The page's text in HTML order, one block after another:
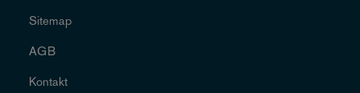
Sitemap
AGB
Kontakt